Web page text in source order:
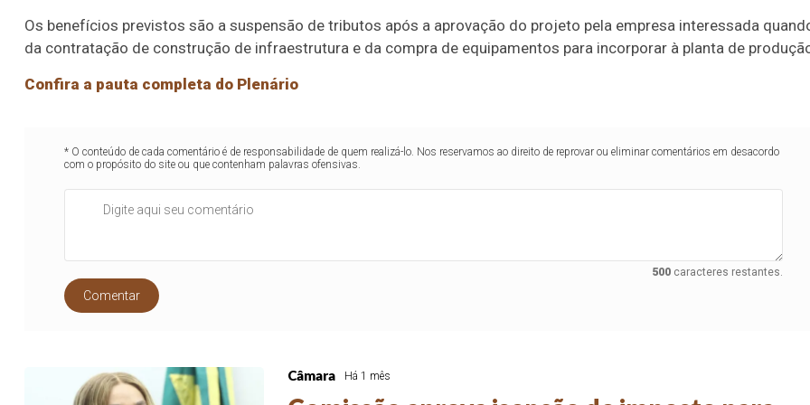
Os benefícios previstos são a suspensão de tributos após a aprovação do projeto pela empresa interessada
da contratação de construção de infraestrutura e da compra de equipamentos para incorporar à planta de
Confira a pauta completa do Plenário
* O conteúdo de cada comentário é de responsabilidade de quem realizá-lo. Nos reservamos ao direito de reprovar ou eliminar comentários em desacordo
com o propósito do site ou que contenham palavras ofensivas.
500caracteres restantes.
Comentar
Câmara Há 1 mês